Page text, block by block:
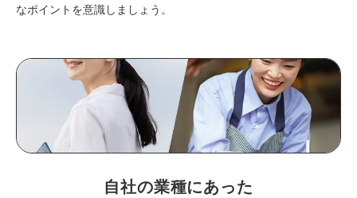
なポイントを意識しましょう。
自社の業種にあった